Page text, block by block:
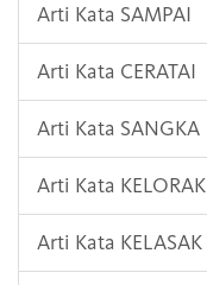
Arti Kata SAMPAI
Arti Kata CERATAI
Arti Kata SANGKA
Arti Kata KELORAK
Arti Kata KELASAK